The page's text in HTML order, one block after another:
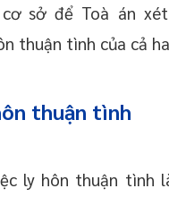
sở để Toà án
thuận tình của cả
thuận tình
ly hôn thuận tình